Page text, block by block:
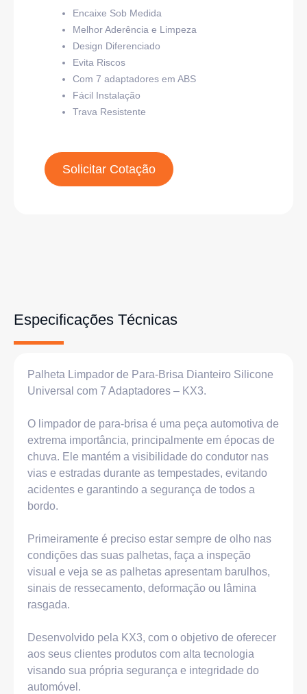
Encaixe Sob Medida
Melhor Aderência e Limpeza
Design Diferenciado
Evita Riscos
Com 7 adaptadores em ABS
Fácil Instalação
Trava Resistente
Solicitar Cotação
Especificações Técnicas
Palheta Limpador de Para-Brisa Dianteiro Silicone
Universal com 7 Adaptadores – KX3.
O limpador de para-brisa é uma peça automotiva de
extrema importância, principalmente em épocas de
chuva. Ele mantém a visibilidade do condutor nas
vias e estradas durante as tempestades, evitando
acidentes e garantindo a segurança de todos a
bordo.
Primeiramente é preciso estar sempre de olho nas
condições das suas palhetas, faça a inspeção
visual e veja se as palhetas apresentam barulhos,
sinais de ressecamento, deformação ou lâmina
rasgada.
Desenvolvido pela KX3, com o objetivo de oferecer
aos seus clientes produtos com alta tecnologia
visando sua própria segurança e integridade do
automóvel.